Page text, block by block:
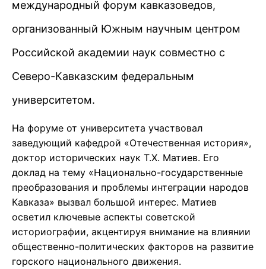
международный форум кавказоведов,
организованный Южным научным центром
Российской академии наук совместно с
Северо-Кавказским федеральным
университетом.
На форуме от университета участвовал
заведующий кафедрой «Отечественная история»,
доктор исторических наук Т.Х. Матиев. Его
доклад на тему «Национально-государственные
преобразования и проблемы интеграции народов
Кавказа» вызвал большой интерес. Матиев
осветил ключевые аспекты советской
историографии, акцентируя внимание на влиянии
общественно-политических факторов на развитие
горского национального движения.